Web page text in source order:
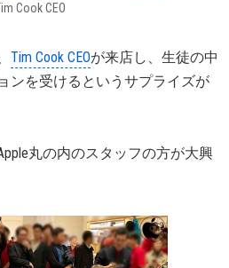
Cook CEO
Tim Cook CEOが来店し、生徒の中
ンを受けるというサプライズが
丸の内のスタッフの方が大興